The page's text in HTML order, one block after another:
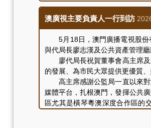
參與本次調研交流的人員還包括
澳廣視主要負責人一行到訪
5月18日，澳門廣播電視股份有
與代局長廖志漢及公共資產管理廳
廖代局長祝賀董事會高主席及
的發展、為市民大眾提供更優質
高主席感謝公監局一直以來對
媒體平台，扎根澳門，發揮公共
區尤其是橫琴粵澳深度合作區的